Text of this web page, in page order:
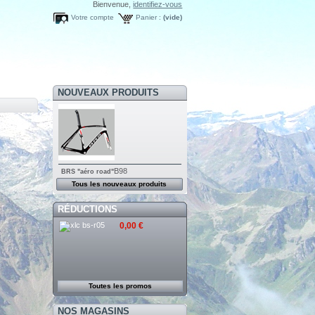
Bienvenue,identifiez-vous
Panier : (vide)
Votre compte
NOUVEAUX PRODUITS
BRS"aéro road"B98
Tous les nouveaux produits
RÉDUCTIONS
0,00 €
Toutes les promos
NOS MAGASINS